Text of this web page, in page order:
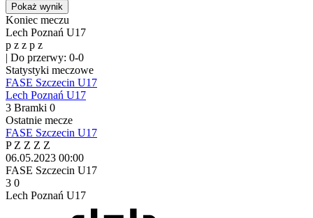
Pokaż wynik
Koniec meczu
Lech Poznań U17
p z z p z
| Do przerwy: 0-0
Statystyki meczowe
FASE Szczecin U17
Lech Poznań U17
3 Bramki 0
Ostatnie mecze
FASE Szczecin U17
PZ Z Z Z
06.05.2023 00:00
FASE Szczecin U17
3 0
Lech Poznań U17